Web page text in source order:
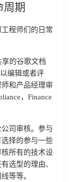
周期
程师们的日常
的谷歌文档
编辑或者评
和产品经理审
，Finance
司审核。参与
择的参与一些
所有的技术设
选型的理由、
等等。